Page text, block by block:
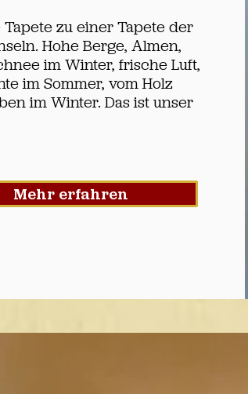
zu einer Tapete der
Hohe Berge, Almen,
im Winter, frische Luft,
im Sommer, vom Holz
im Winter. Das ist unser
Mehr erfahren